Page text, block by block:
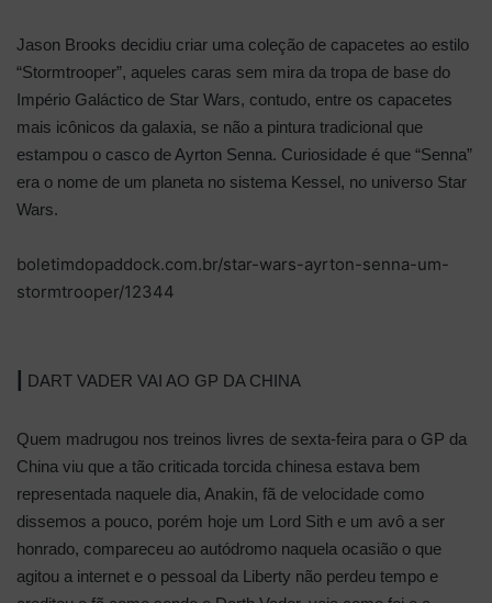
Jason Brooks decidiu criar uma coleção de capacetes ao estilo
“Stormtrooper”, aqueles caras sem mira da tropa de base do
Império Galáctico de Star Wars, contudo, entre os capacetes
mais icônicos da galaxia, se não a pintura tradicional que
estampou o casco deAyrton Senna. Curiosidade é que “Senna”
era o nome de um planeta no sistema Kessel, no universo Star
Wars.
boletimdopaddock.com.br/star-wars-ayrton-senna-um-
stormtrooper/12344
DART VADER VAI AO GP DA CHINA
Quem madrugou nos treinos livres de sexta-feira para o GP da
China viu que a tão criticada torcida chinesa estava bem
representada naquele dia, Anakin, fã de velocidade como
dissemos a pouco, porém hoje um Lord Sith e um avô a ser
honrado, compareceu ao autódromo naquela ocasião o que
agitou a internet e o pessoal da Liberty não perdeu tempo e